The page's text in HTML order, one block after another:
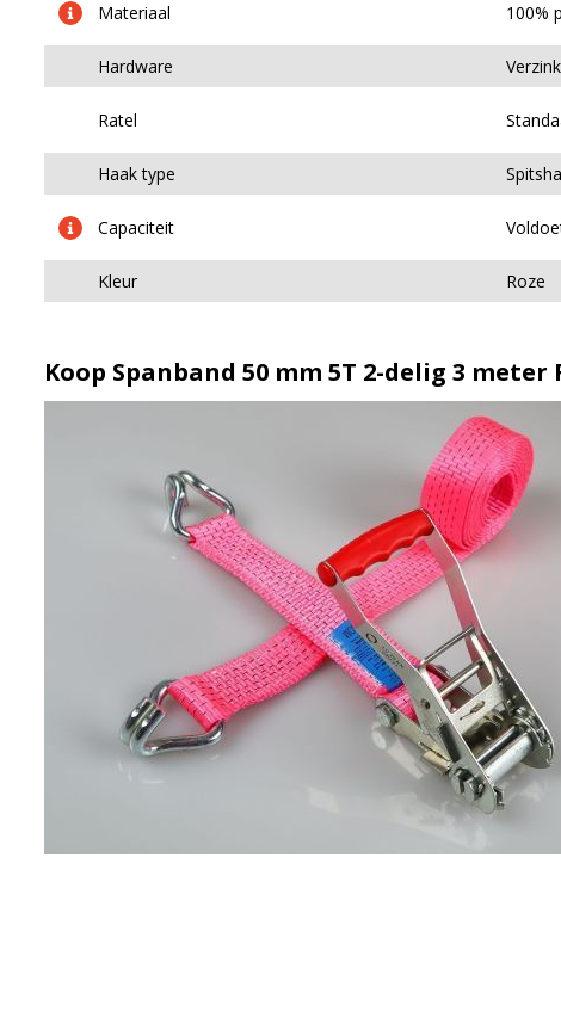
Materiaal 100%
Hardware
Ratel
Haak type
Capaciteit
Kleur Roze
Koop Spanband 50 mm 5T 2-delig 3